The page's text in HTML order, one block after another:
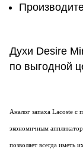
Духи Desire
по выгодной
Аналог запаха Lacoste
экономичным
позволяет всегда иметь